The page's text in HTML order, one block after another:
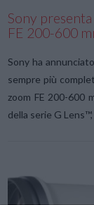
Sony
FE 200-600
Sony ha
sempre più
zoom FE 200-600
della serie G